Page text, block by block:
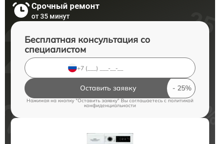
Срочный ремонт
от 35 минут
Бесплатная консультация со
специалистом
Оставить заявку
Нажимая на кнопку "Оставить заявку" Вы соглашаетесь c политикой
конфиденциальности